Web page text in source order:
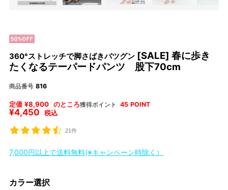
360°ストレッチで脚さばきバツグン [SALE] 春に歩き
たくなるテーパードパンツ 股下70cm
商品番号 816
定価 ¥8,900 のところ
¥4,450 税込
獲得ポイント 45 POINT
21件
7,000円以上で送料無料(※キャンペーン時除く）
カラー選択